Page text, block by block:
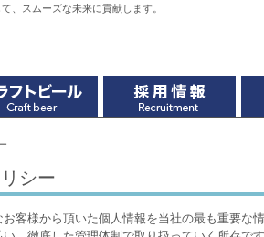
、スムーズな未来に貢献します。
シー
お客様から頂いた個人情報を当社の最も重要な